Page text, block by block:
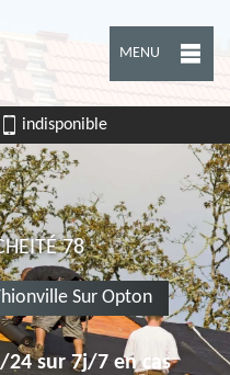
MENU
indisponible
78
Sur Opton
sur 7j/7 en cas